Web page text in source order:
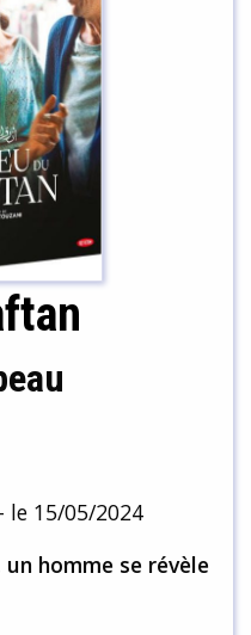
- le 15/05/2024
homme se révèle